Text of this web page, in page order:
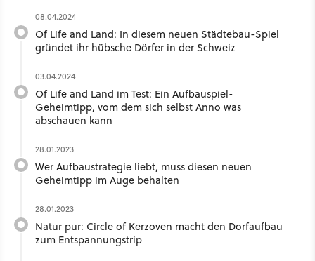
08.04.2024
Of Life and Land: In diesem neuen Städtebau-Spiel
gründet ihr hübsche Dörfer in der Schweiz
03.04.2024
Of Life and Land im Test: Ein Aufbauspiel-
Geheimtipp, vom dem sich selbst Anno was
abschauen kann
28.01.2023
Wer Aufbaustrategie liebt, muss diesen neuen
Geheimtipp im Auge behalten
28.01.2023
Natur pur: Circle of Kerzoven macht den Dorfaufbau
zum Entspannungstrip